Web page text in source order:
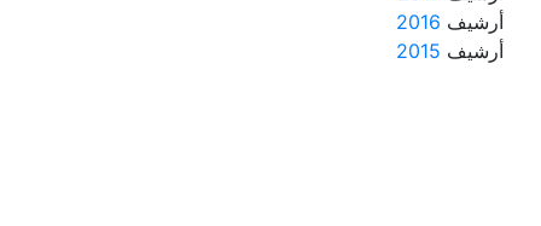
أرشيف 2016
أرشيف 2015